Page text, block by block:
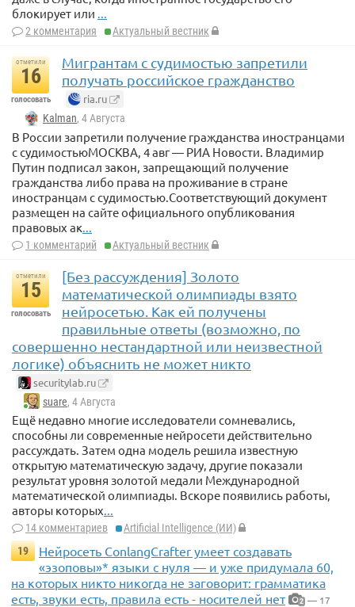
блокирует или ...
2 комментария Актуальный вестник
отметили
16
голосовать
Мигрантам с судимостью запретили
получать российское гражданство
ria.ru
Kalman, 4 Августа
В России запретили получение гражданства иностранцами
с судимостьюМОСКВА, 4 авг — РИА Новости. Владимир
Путин подписал закон, запрещающий получение
гражданства либо права на проживание в стране
иностранцам с судимостью.Соответствующий документ
размещен на сайте официального опубликования
правовых ак
1 комментарий Актуальный вестник
отметили
15
голосовать
[Без рассуждения] Золото
математической олимпиады взято
нейросетью. Как ей получены
правильные ответы (возможно, по
совершенно нестандартной или неизвестной
логике) объяснить не может никто
securitylab.ru
suare, 4 Августа
Ещё недавно многие исследователи сомневались,
способны ли современные нейросети действительно
рассуждать. Затем одна модель решила известную
открытую математическую задачу, другие показали
результат уровня золотой медали Международной
математической олимпиады. Вскоре появились работы,
авторы которых...
14 комментариев
Artificial Intelligence (ИИ)
19
Нейросеть ConlangCrafter умеет создавать
«эзоповы»* языки с нуля — и уже придумала 60,
на которых никто никогда не заговорит: грамматика
есть, звуки есть, правила есть - носителей нет
2 — 17